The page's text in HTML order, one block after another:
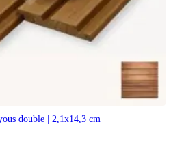
double | 2,1x14,3 cm